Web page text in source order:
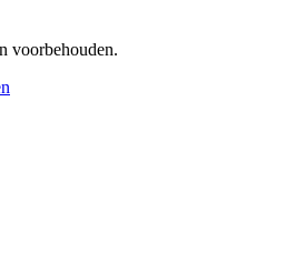
voorbehouden.